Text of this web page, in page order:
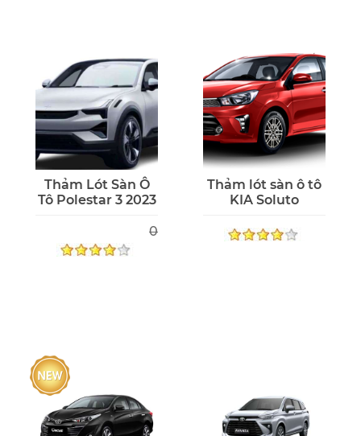
Thảm Lót Sàn Ô
Tô Polestar 3 2023
0
Thảm lót sàn ô tô
KIA Soluto